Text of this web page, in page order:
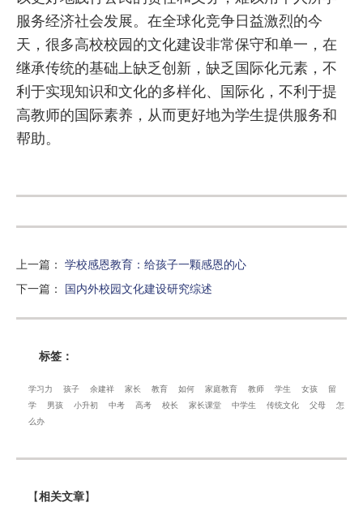
服务经济社会发展。在全球化竞争日益激烈的今
天，很多高校校园的文化建设非常保守和单一，在
继承传统的基础上缺乏创新，缺乏国际化元素，不
利于实现知识和文化的多样化、国际化，不利于提
高教师的国际素养，从而更好地为学生提供服务和
帮助。
上一篇 ： 学校感恩教育：给孩子一颗感恩的心
下一篇 ： 国内外校园文化建设研究综述
标签：
学习力 孩子 余建祥 家长 教育 如何 家庭教育 教师 学生 女孩
留
学
男孩 小升初 中考 高考 校长 家长课堂 中学生 传统文化 父母
怎
么办
【相关文章】